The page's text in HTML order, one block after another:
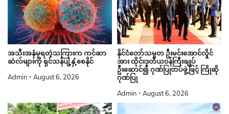
အသီးအနှံမှရတဲ့သကြားက ကင်ဆာ
ဆဲလ်များကို ရှင်သန်ပျံ့နှံ့စေနိုင်
Admin August 6, 2026
နိုင်ငံတော်သမ္မတ ဦးမင်းအောင်လှိုင်
အား ထိုင်းဒုတိယဝန်ကြီးချုပ်
ဦးဆောင်၍ ဂုဏ်ပြုတပ်ဖွဲ့ဖြင့် ကြိုဆို
ဂုဏ်ပြု
Admin August 6, 2026